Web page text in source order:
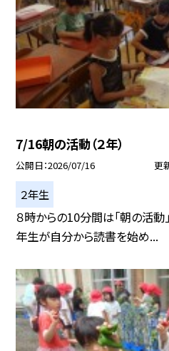
7/16朝の活動（２年）
公開日 2026/07/16 更
２年生
８時からの10分間は「朝の活動
年生が自分から読書を始め...